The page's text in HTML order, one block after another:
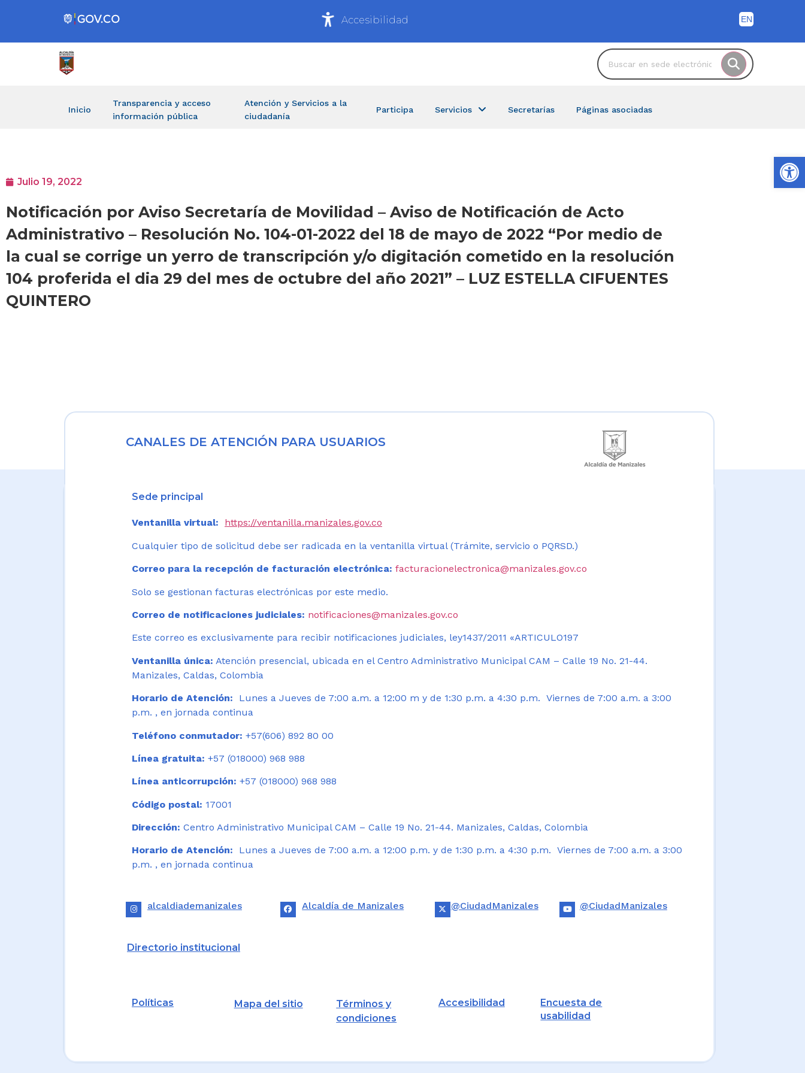
Accesibilidad
Inicio
Transparencia y acceso
información pública
Atención y Servicios a la
ciudadanía
Participa Servicios Secretarías Páginas asociadas
Julio 19, 2022
Notificación por Aviso Secretaría de Movilidad – Aviso de Notificación de Acto
Administrativo – Resolución No. 104-01-2022 del 18 de mayo de 2022 “Por medio de
la cual se corrige un yerro de transcripción y/o digitación cometido en la resolución
104 proferida el dia 29 del mes de octubre del año 2021” – LUZ ESTELLA CIFUENTES
QUINTERO
CANALES DE ATENCIÓN PARA USUARIOS
Sede principal
Ventanilla virtual: https://ventanilla.manizales.gov.co
Cualquier tipo de solicitud debe ser radicada en la ventanilla virtual (Trámite, servicio o PQRSD.)
Correo para la recepción de facturación electrónica: facturacionelectronica@manizales.gov.co
Solo se gestionan facturas electrónicas por este medio.
Correo de notificaciones judiciales: notificaciones@manizales.gov.co
Este correo es exclusivamente para recibir notificaciones judiciales, ley1437/2011 «ARTICULO197
Ventanilla única: Atención presencial, ubicada en el Centro Administrativo Municipal CAM – Calle 19 No. 21-44.
Manizales, Caldas, Colombia
Horario de Atención:
Lunes a Jueves de 7:00 a.m. a 12:00 m y de 1:30 p.m. a 4:30 p.m. Viernes de 7:00 a.m. a 3:00
p.m. , en jornada continua
Teléfono conmutador: +57(606) 892 80 00
Línea gratuita: +57 (018000) 968 988
Línea anticorrupción: +57 (018000) 968 988
Código postal: 17001
Dirección: Centro Administrativo Municipal CAM – Calle 19 No. 21-44. Manizales, Caldas, Colombia
Horario de Atención: Lunes a Jueves de 7:00 a.m. a 12:00 p.m. y de 1:30 p.m. a 4:30 p.m. Viernes de 7:00 a.m. a 3:00
p.m. , en jornada continua
alcaldiademanizales Alcaldía de Manizales @CiudadManizales @CiudadManizales
Directorio institucional
Políticas Mapa del sitio
Términos y
condiciones
Accesibilidad
Encuesta de
usabilidad